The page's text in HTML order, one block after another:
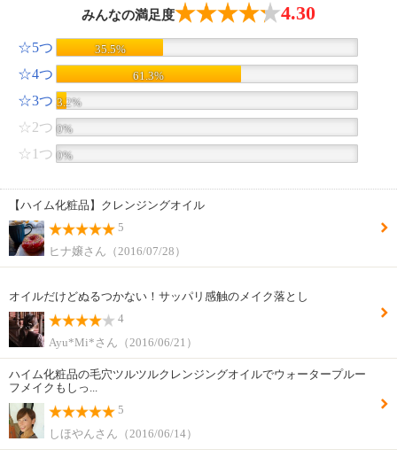
みんなの満足度 4.30
☆5つ 35.5%
☆4つ 61.3%
☆3つ 3.2%
☆2つ 0%
☆1つ 0%
【ハイム化粧品】クレンジングオイル
5
ヒナ嬢さん（2016/07/28）
オイルだけどぬるつかない！サッパリ感触のメイク落とし
4
Ayu*Mi*さん（2016/06/21）
ハイム化粧品の毛穴ツルツルクレンジングオイルでウォータープルー
フメイクもしっ...
5
しほやんさん（2016/06/14）